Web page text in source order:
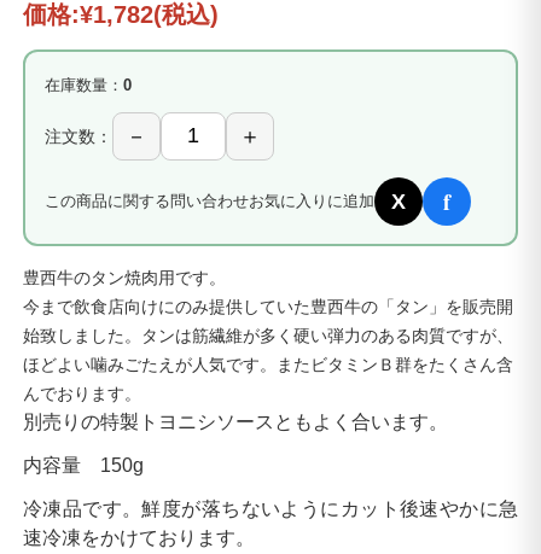
価格:¥1,782(税込)
在庫数量： 0
注文数：
この商品に関する問い合わせお気に入りに追加 X f
豊西牛のタン焼肉用です。
今まで飲食店向けにのみ提供していた豊西牛の「タン」を販売開
始致しました。タンは筋繊維が多く硬い弾力のある肉質ですが、
ほどよい噛みごたえが人気です。またビタミンＢ群をたくさん含
んでおります。
別売りの特製トヨニシソースともよく合います。
内容量 150g
冷凍品です。鮮度が落ちないようにカット後速やかに急
速冷凍をかけております。